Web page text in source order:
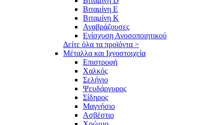
Βιταμίνη E
Βιταμίνη K
Αναβράζουσες
Ενίσχυση Ανοσοποιητικού
Δείτε όλα τα προϊόντα >
Μέταλλα και Ιχνοστοιχεία
Επιστροφή
Χαλκός
Σελήνιο
Ψευδάργυρος
Σίδηρος
Μαγνήσιο
Ασβέστιο